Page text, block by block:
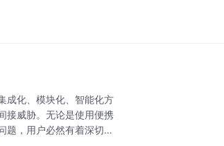
成化、模块化、智能化方
接威胁。无论是使用便携
题，用户必然有着深切体